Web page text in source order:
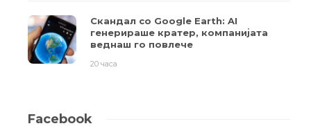
Скандал со Google Earth: AI
генерираше кратер, компанијата
веднаш го повлече
20 часа
Facebook